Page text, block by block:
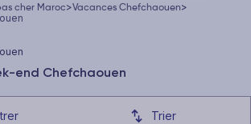
cher Maroc>Vacances Chefchaouen>
end Chefchaouen
Trier